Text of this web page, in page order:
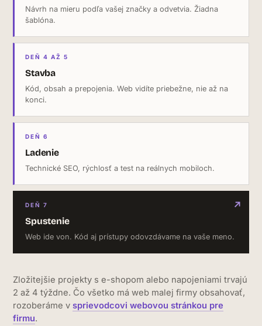
Návrh na mieru podľa vašej značky a odvetvia. Žiadna
šablóna.
Stavba
Kód, obsah a prepojenia. Web vidíte priebežne, nie až na
konci.
Ladenie
Technické SEO, rýchlosť a test na reálnych mobiloch.
Spustenie
Web ide von. Kód aj prístupy odovzdávame na vaše meno.
Zložitejšie projekty s e-shopom alebo napojeniami trvajú
2 až 4 týždne. Čo všetko má web malej firmy obsahovať,
rozoberáme v sprievodcovi webovou stránkou pre
firmu.